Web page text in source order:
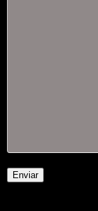
Enviar